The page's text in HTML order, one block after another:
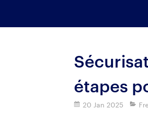
étapes
20 Jan 2025